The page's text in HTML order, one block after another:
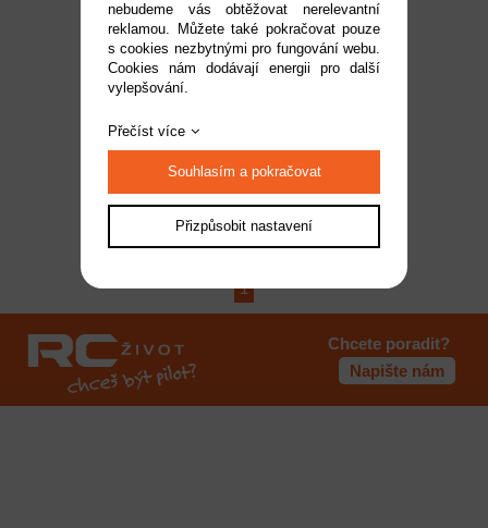
COREL Sada plachet
Kód:
1 719 Kč
1
Chcete poradit?
Napište nám
nebudeme vás obtěžovat nerelevantní
reklamou. Můžete také pokračovat pouze
s cookies nezbytnými pro fungování webu.
Cookies nám dodávají energii pro další
vylepšování.
Přečíst více
Souhlasím a pokračovat
Přizpůsobit nastavení